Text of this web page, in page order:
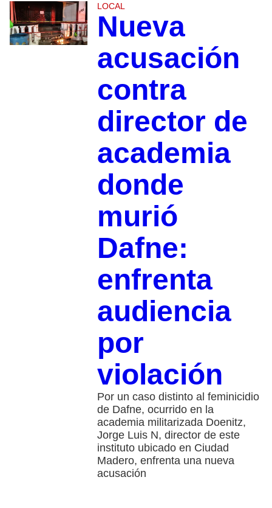
LOCAL
Nueva
acusación
contra
director de
academia
donde
murió
Dafne:
enfrenta
audiencia
por
violación
Por un caso distinto al feminicidio
de Dafne, ocurrido en la
academia militarizada Doenitz,
Jorge Luis N, director de este
instituto ubicado en Ciudad
Madero, enfrenta una nueva
acusación